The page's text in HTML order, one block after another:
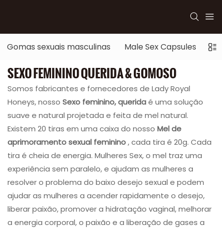
Gomas sexuais masculinas Male Sex Capsules
SEXO FEMININO QUERIDA & GOMOSO
Somos fabricantes e fornecedores de Lady Royal
Honeys, nosso Sexo feminino, queridaé uma solução
suave e natural projetada e feita de mel natural.
Existem 20 tiras em uma caixa do nosso Mel de
aprimoramento sexual feminino, cada tira é 20g. Cada
tira é cheia de energia. Mulheres Sex, o mel traz uma
experiência sem paralelo, e ajudam as mulheres a
resolver o problema do baixo desejo sexual e podem
ajudar as mulheres a acender rapidamente o desejo,
liberar paixão, promover a hidratação vaginal, melhorar
a energia corporal, o paixão e a liberação de gases a